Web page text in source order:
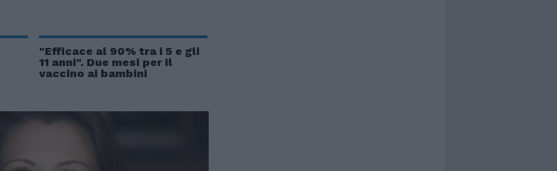
"Efficace al 90% tra i 5 e gli
11 anni". Due mesi per il
vaccino ai bambini